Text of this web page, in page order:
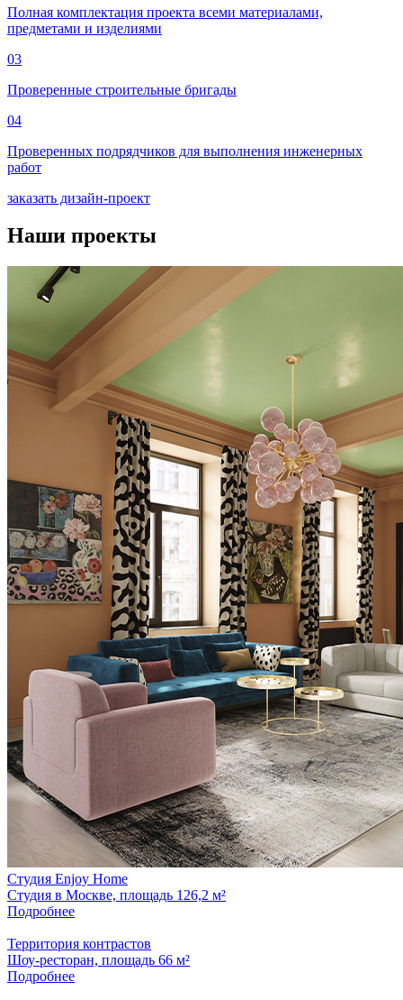
Полная комплектация проекта всеми материалами,
предметами и изделиями
03
Проверенные строительные бригады
04
Проверенных подрядчиков для выполнения инженерных
работ
заказать дизайн-проект
Наши проекты
Студия Enjoy Home
Студия в Москве, площадь 126,2 м²
Подробнее
Территория контрастов
Шоу-ресторан, площадь 66 м²
Подробнее